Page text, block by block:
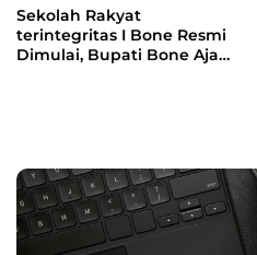
Sekolah Rakyat
terintegritas I Bone Resmi
Dimulai, Bupati Bone Ajak